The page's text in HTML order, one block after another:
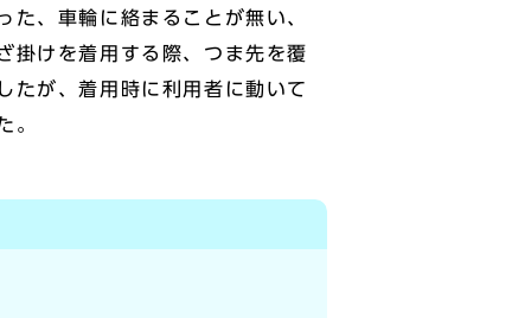
、車輪に絡まることが無い、
掛けを着用する際、つま先を覆
たが、着用時に利用者に動いて
。